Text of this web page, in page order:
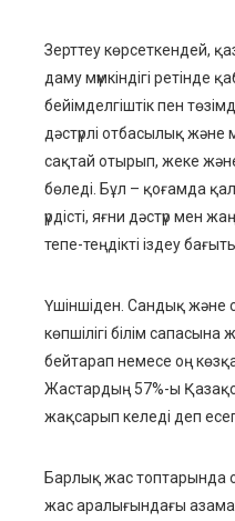
Зерттеу көрсеткендей,
даму мүмкіндігі ретінде
бейімделгіштік пен
дәстүрлі отбасылық
сақтай отырып, жеке және
бөледі. Бұл – қоғамда
үрдісті, яғни дәстүр мен
тепе-теңдікті іздеу
Үшіншіден. Сандық және
көпшілігі білім
бейтарап немесе оң
Жастардың 57%-ы
жақсарып келеді деп
Барлық жас топтарында
жас аралығындағы